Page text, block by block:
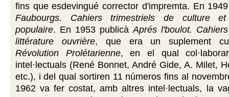
fins que esdevingué corrector d'impremta. En
Faubourgs. Cahiers trimestriels de culture et
populaire. En 1953 publicà Aprés l'boulot.
littérature ouvrière, que era un suplement
Révolution Prolétarienne, en el qual
intel·lectuals (René Bonnet, André Gide, A. Milet,
etc.), i del qual sortiren 11 números fins al
1962 va fer costat, amb altres intel·lectuals, la